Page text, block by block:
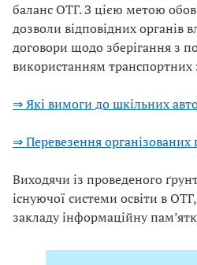
баланс ОТГ. З цією метою
дозволи відповідних органів
договори щодо зберігання з
використанням транспортних
⇒ Які вимоги до шкільних
⇒ Перевезення організованих
Виходячи із проведеного
існуючої системи освіти в
закладу інформаційну